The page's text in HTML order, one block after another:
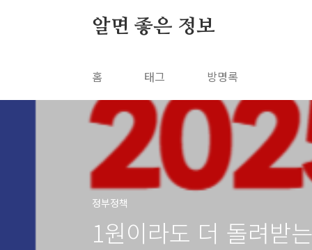
알면 좋은 정보
홈 태그 방명록
정부정책
1원이라도 더 돌려받